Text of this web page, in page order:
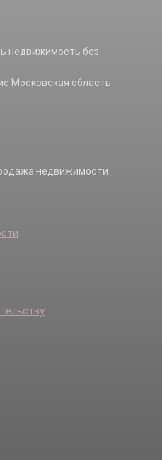
недвижимость без
Московская область